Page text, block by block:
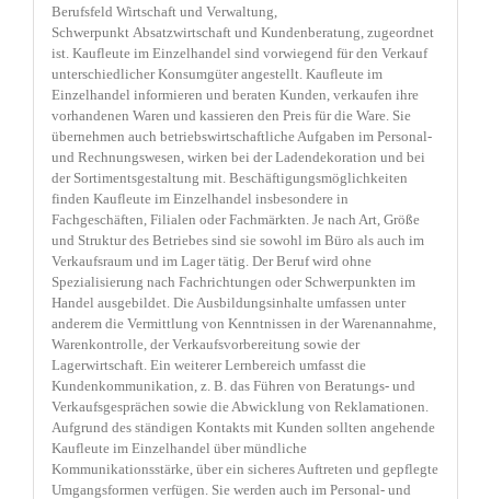
Berufsfeld Wirtschaft und Verwaltung,
Schwerpunkt Absatzwirtschaft und Kundenberatung, zugeordnet
ist. Kaufleute im Einzelhandel sind vorwiegend für den Verkauf
unterschiedlicher Konsumgüter angestellt. Kaufleute im
Einzelhandel informieren und beraten Kunden, verkaufen ihre
vorhandenen Waren und kassieren den Preis für die Ware. Sie
übernehmen auch betriebswirtschaftliche Aufgaben im Personal-
und Rechnungswesen, wirken bei der Ladendekoration und bei
der Sortimentsgestaltung mit. Beschäftigungsmöglichkeiten
finden Kaufleute im Einzelhandel insbesondere in
Fachgeschäften, Filialen oder Fachmärkten. Je nach Art, Größe
und Struktur des Betriebes sind sie sowohl im Büro als auch im
Verkaufsraum und im Lager tätig. Der Beruf wird ohne
Spezialisierung nach Fachrichtungen oder Schwerpunkten im
Handel ausgebildet. Die Ausbildungsinhalte umfassen unter
anderem die Vermittlung von Kenntnissen in der Warenannahme,
Warenkontrolle, der Verkaufsvorbereitung sowie der
Lagerwirtschaft. Ein weiterer Lernbereich umfasst die
Kundenkommunikation, z. B. das Führen von Beratungs- und
Verkaufsgesprächen sowie die Abwicklung von Reklamationen.
Aufgrund des ständigen Kontakts mit Kunden sollten angehende
Kaufleute im Einzelhandel über mündliche
Kommunikationsstärke, über ein sicheres Auftreten und gepflegte
Umgangsformen verfügen. Sie werden auch im Personal- und